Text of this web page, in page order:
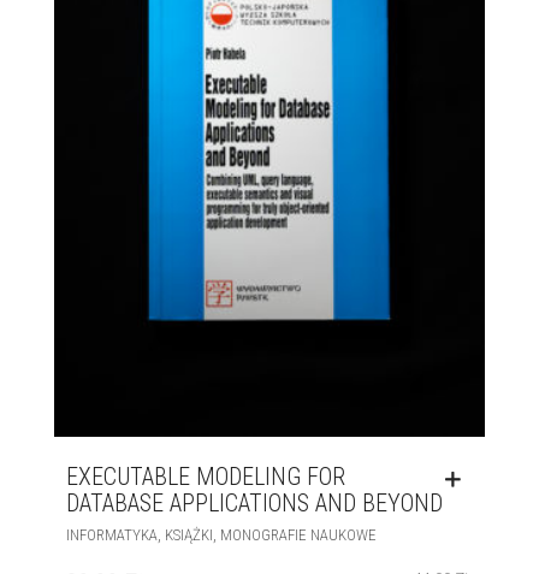
EXECUTABLE MODELING FOR
DATABASE APPLICATIONS AND BEYOND
INFORMATYKA, KSIĄŻKI, MONOGRAFIE NAUKOWE